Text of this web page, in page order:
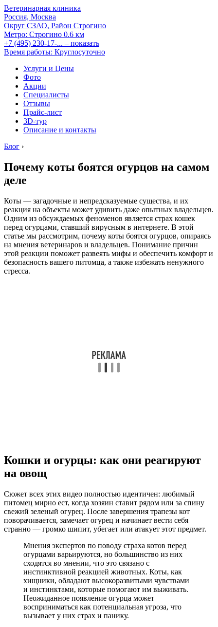
Ветеринарная клиника
Россия, Москва
Округ СЗАО, Район Строгино
Метро: Строгино 0.6 км
+7 (495) 230-17-... – показать
Время работы: Круглосуточно
Услуги и Цены
Фото
Акции
Специалисты
Отзывы
Прайс-лист
3D-тур
Описание и контакты
Блог ›
Почему коты боятся огурцов на самом
деле
Коты — загадочные и непредсказуемые существа, и их
реакция на объекты может удивить даже опытных владельцев.
Одним из обсуждаемых феноменов является страх кошек
перед огурцами, ставший вирусным в интернете. В этой
статье мы рассмотрим, почему коты боятся огурцов, опираясь
на мнения ветеринаров и владельцев. Понимание причин
этой реакции поможет развеять мифы и обеспечить комфорт и
безопасность вашего питомца, а также избежать ненужного
стресса.
Кошки и огурцы: как они реагируют
на овощ
Сюжет всех этих видео полностью идентичен: любимый
питомец мирно ест, когда хозяин ставит рядом или за спину
свежий зеленый огурец. После завершения трапезы кот
поворачивается, замечает огурец и начинает вести себя
странно — громко шипит, убегает или атакует этот предмет.
Мнения экспертов по поводу страха котов перед
огурцами варьируются, но большинство из них
сходятся во мнении, что это связано с
инстинктивной реакцией животных. Коты, как
хищники, обладают высокоразвитыми чувствами
и инстинктами, которые помогают им выживать.
Неожиданное появление огурца может
восприниматься как потенциальная угроза, что
вызывает у них страх и панику.